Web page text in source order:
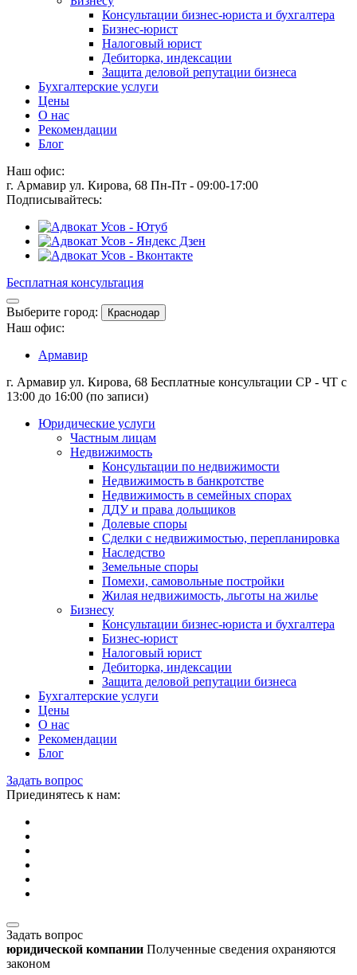
Консультации бизнес-юриста и бухгалтера
Бизнес-юрист
Налоговый юрист
Дебиторка, индексации
Защита деловой репутации бизнеса
Бухгалтерские услуги
Цены
О нас
Рекомендации
Блог
Наш офис:
г. Армавир ул. Кирова, 68 Пн-Пт - 09:00-17:00
Подписывайтесь:
Бесплатная консультация
Выберите город: Краснодар
Наш офис:
Армавир
г. Армавир ул. Кирова, 68 Бесплатные консультации СР - ЧТ с
13:00 до 16:00 (по записи)
Юридические услуги
Частным лицам
Недвижимость
Консультации по недвижимости
Недвижимость в банкротстве
Недвижимость в семейных спорах
ДДУ и права дольщиков
Долевые споры
Сделки с недвижимостью, перепланировка
Наследство
Земельные споры
Помехи, самовольные постройки
Жилая недвижимость, льготы на жилье
Бизнесу
Консультации бизнес-юриста и бухгалтера
Бизнес-юрист
Налоговый юрист
Дебиторка, индексации
Защита деловой репутации бизнеса
Бухгалтерские услуги
Цены
О нас
Рекомендации
Блог
Задать вопрос
Приединятесь к нам:
Задать вопрос
юридической компании Полученные сведения охраняются
законом